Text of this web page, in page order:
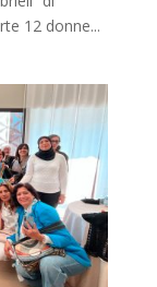
12 donne...